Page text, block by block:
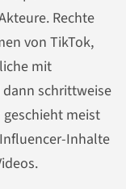
Rechte
von TikTok,
mit
schrittweise
meist
Inhalte